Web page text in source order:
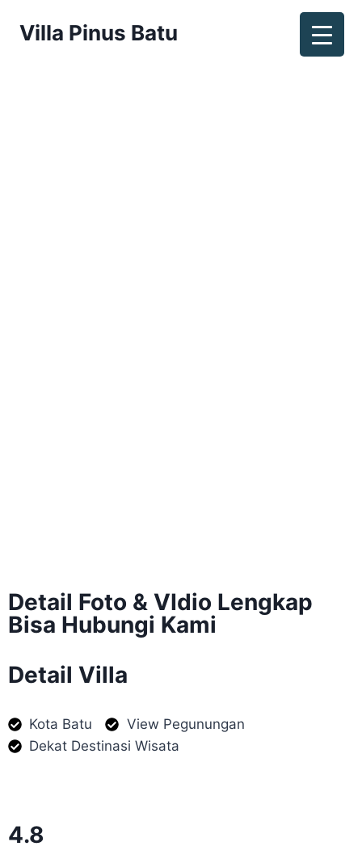
Villa Pinus Batu
Detail Foto & VIdio Lengkap
Bisa Hubungi Kami
Detail Villa
Kota Batu
View Pegunungan
Dekat Destinasi Wisata
4.8